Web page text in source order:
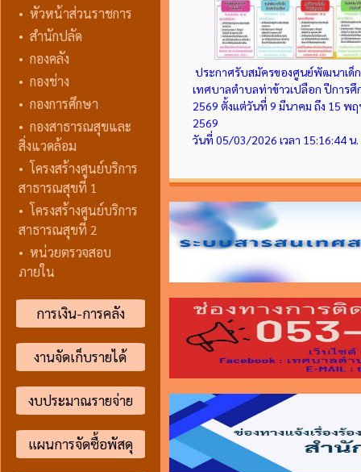
• หัวหน้าส่วนราชการ
• สำนักปลัด
• กองคลัง
• กองช่าง
• กองการศึกษา
• กองสาธารณสุขและ
สิ่งแวดล้อม
• โครงสร้างศูนย์บริการ
สาธารณสุขที่ 1
• โครงสร้างศูนย์บริการ
สาธารณสุขที่ 2
• หน่วยตรวจสอบ
ภายใน
การเงิน-การคลัง
งานจัดเก็บรายได้
งบประมาณรายจ่าย
แผนการจัดซื้อพัสดุ
ประกาศรับสมัครของศูนย์พัฒนาเด็ก
เทศบาลตำบลท่าข้าวเปลือก ปีการศึ
2569 ตั้งแต่วันที่ 9 มีนาคม ถึง 15 พ
2569
วันที่ 05/03/2026 เวลา 15:16:44 น.